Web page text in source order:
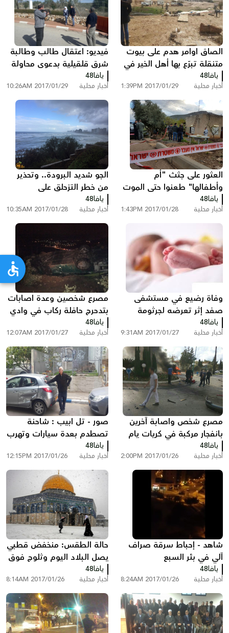
الصاق اوامر هدم على بيوت
متنقلة تبرّع بها أهل الخير في
ام الحيران
يافا48
أخبار محلية 2017/01/29 1:39PM
فيديو: اعتقال طالب وطالبة
شرق قلقيلية بدعوى محاولة
الطعن
يافا48
أخبار محلية 2017/01/29 10:26AM
العثور على جثث "أم
وأطفالها" طعنوا حتى الموت
داخل بيت في منطقة طبريا
يافا48
أخبار محلية 2017/01/28 1:43PM
الجو شديد البرودة.. وتحذير
من خطر التزحلق على
الطرقات وشدة الرياح
يافا48
أخبار محلية 2017/01/28 10:35AM
وفاة رضيع في مستشفى
صفد إثر تعرضه لجرثومة
خطيرة
يافا48
أخبار محلية 2017/01/27 9:31AM
مصرع شخصين وعدة اصابات
بتدحرج حافلة ركاب في وادي
عميق بمدينة القدس
يافا48
أخبار محلية 2017/01/27 12:07AM
مصرع شخص واصابة آخرين
بانفجار مركبة في كريات يام
يافا48
أخبار محلية 2017/01/26 2:00PM
صور - تل ابيب : شاحنة
تصطدم بعدة سيارات وتهرب
من المكان
يافا48
أخبار محلية 2017/01/26 12:15PM
شاهد - إحباط سرقة صراف
آلي في بئر السبع
يافا48
أخبار محلية 2017/01/26 8:24AM
حالة الطقس: منخفض قطبي
يصل البلاد اليوم وثلوج فوق
المرتفعات
يافا48
أخبار محلية 2017/01/26 8:14AM